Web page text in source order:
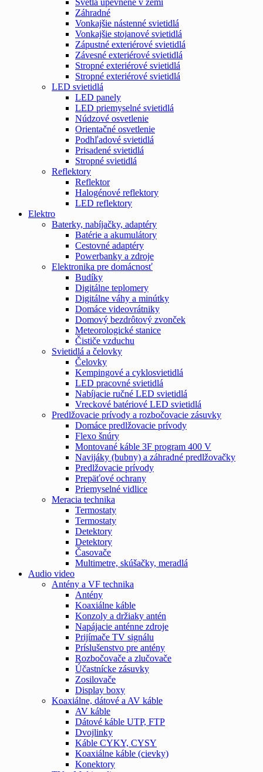
Záhradné
Vonkajšie nástenné svietidlá
Vonkajšie stojanové svietidlá
Zápustné exteriérové svietidlá
Závesné exteriérové svietidlá
Stropné exteriérové svietidlá
Stropné exteriérové svietidlá
LED svietidlá
LED panely
LED priemyselné svietidlá
Núdzové osvetlenie
Orientačné osvetlenie
Podhľadové svietidlá
Prisadené svietidlá
Stropné svietidlá
Reflektory
Reflektor
Halogénové reflektory
LED reflektory
Elektro
Baterky, nabíjačky, adaptéry
Batérie a akumulátory
Cestovné adaptéry
Powerbanky a zdroje
Elektronika pre domácnosť
Budíky
Digitálne teplomery
Digitálne váhy a minútky
Domáce videovrátniky
Domový bezdrôtový zvonček
Meteorologické stanice
Čističe vzduchu
Svietidlá a čelovky
Čelovky
Kempingové a cyklosvietidlá
LED pracovné svietidlá
Nabíjacie ručné LED svietidlá
Vreckové batériové LED svietidlá
Predlžovacie prívody a rozbočovacie zásuvky
Domáce predlžovacie prívody
Flexo šnúry
Montované káble 3F program 400 V
Navijáky (bubny) a záhradné predlžovačky
Predlžovacie prívody
Prepäťové ochrany
Priemyselné vidlice
Meracia technika
Termostaty
Termostaty
Detektory
Detektory
Časovače
Multimetre, skúšačky, meradlá
Audio video
Antény a VF technika
Antény
Koaxiálne káble
Konzoly a držiaky antén
Napájacie anténne zdroje
Prijímače TV signálu
Príslušenstvo pre antény
Rozbočovače a zlučovače
Účastnícke zásuvky
Zosilovače
Display boxy
Koaxiálne, dátové a AV káble
AV káble
Dátové káble UTP, FTP
Dvojlinky
Káble CYKY, CYSY
Koaxiálne káble (cievky)
Konektory